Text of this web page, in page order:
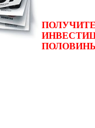
ПОЛОВИНЫ